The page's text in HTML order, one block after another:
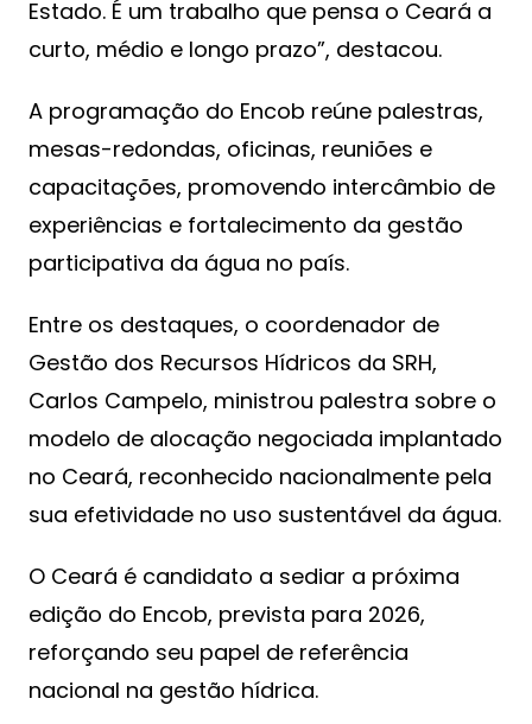
Estado. É um trabalho que pensa o Ceará a
curto, médio e longo prazo”, destacou.
A programação do Encob reúne palestras,
mesas-redondas, oficinas, reuniões e
capacitações, promovendo intercâmbio de
experiências e fortalecimento da gestão
participativa da água no país.
Entre os destaques, o coordenador de
Gestão dos Recursos Hídricos da SRH,
Carlos Campelo, ministrou palestra sobre o
modelo de alocação negociada implantado
no Ceará, reconhecido nacionalmente pela
sua efetividade no uso sustentável da água.
O Ceará é candidato a sediar a próxima
edição do Encob, prevista para 2026,
reforçando seu papel de referência
nacional na gestão hídrica.